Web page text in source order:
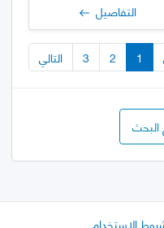
التفاصيل
1
2
3 التالي
البحث
الاستخدام